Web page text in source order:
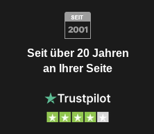
Seit über 20 Jahren
an Ihrer Seite